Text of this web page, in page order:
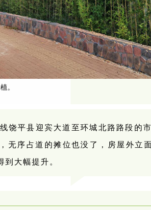
。
饶平县迎宾大道至环城北路路段的
无序占道的摊位也没了，房屋外立
到大幅提升。